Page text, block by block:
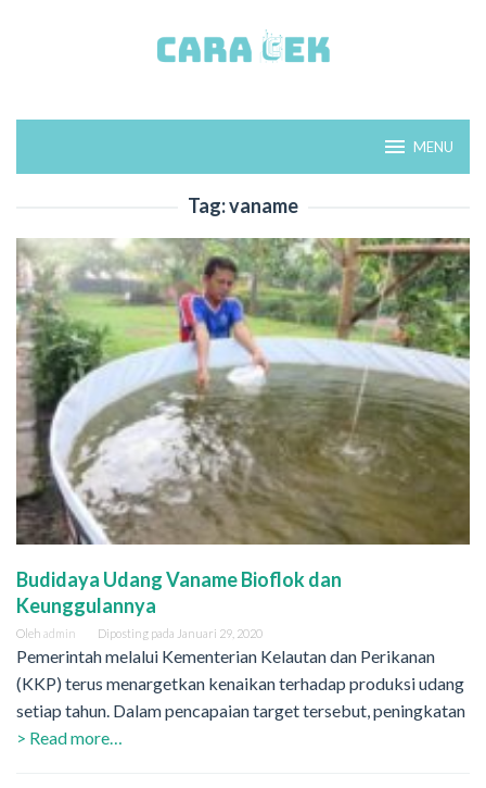
MENU
Tag:vaname
Budidaya Udang Vaname Bioflok dan
Keunggulannya
Oleh admin Diposting pada Januari 29, 2020
Pemerintah melalui Kementerian Kelautan dan Perikanan
(KKP) terus menargetkan kenaikan terhadap produksi udang
setiap tahun. Dalam pencapaian target tersebut, peningkatan
> Read more…